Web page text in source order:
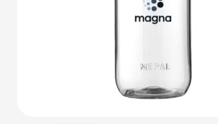
Afficher le
Afficher le
Afficher le